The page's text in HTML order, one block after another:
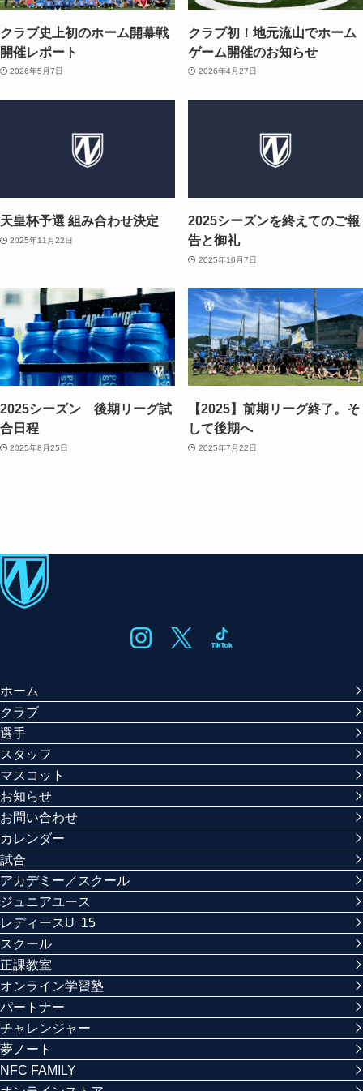
クラブ史上初のホーム開幕戦
開催レポート
2026年5月7日
クラブ初！地元流山でホーム
ゲーム開催のお知らせ
2026年4月27日
天皇杯予選 組み合わせ決定
2025年11月22日
2025シーズンを終えてのご報
告と御礼
2025年10月7日
2025シーズン 後期リーグ試
合日程
2025年8月25日
【2025】前期リーグ終了。そ
して後期へ
2025年7月22日
ホーム
クラブ
選手
スタッフ
マスコット
お知らせ
お問い合わせ
カレンダー
試合
アカデミー／スクール
ジュニアユース
レディースUｰ15
スクール
正課教室
オンライン学習塾
パートナー
チャレンジャー
夢ノート
NFC FAMILY